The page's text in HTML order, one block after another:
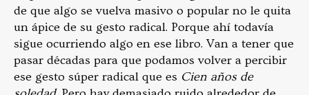
de que algo se vuelva masivo o popular no le quita
un ápice de su gesto radical. Porque ahí todavía
sigue ocurriendo algo en ese libro. Van a tener que
pasar décadas para que podamos volver a percibir
ese gesto súper radical que es Cien años de